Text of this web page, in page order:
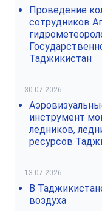
Проведение
сотрудников
Таджикистан
30.07.2026
инструмент
ледников,
ресурсов
13.07.2026
В
воздуха